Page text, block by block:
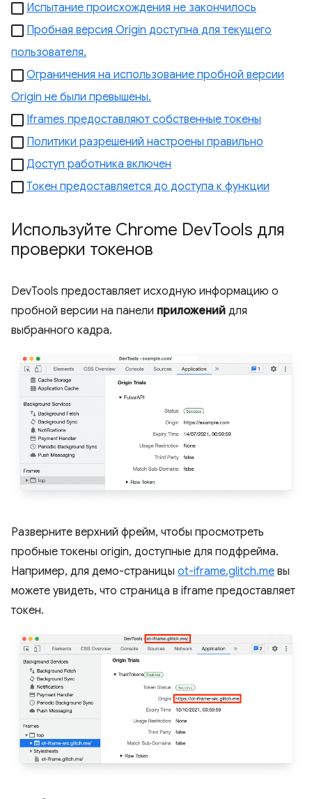
Испытание происхождения не закончилось
Пробная версия Origin доступна для текущего
пользователя.
Ограничения на использование пробной версии
Origin не были превышены.
Iframes предоставляют собственные токены
Политики разрешений настроены правильно
Доступ работника включен
Токен предоставляется до доступа к функции
Используйте Chrome DevTools для
проверки токенов
DevTools предоставляет исходную информацию о
пробной версии на панели приложений для
выбранного кадра.
Разверните верхний фрейм, чтобы просмотреть
пробные токены origin, доступные для подфрейма.
Например, для демо-страницы ot-iframe.glitch.me вы
можете увидеть, что страница в iframe предоставляет
токен.